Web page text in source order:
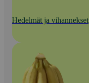
Hedelmät ja vihannekset